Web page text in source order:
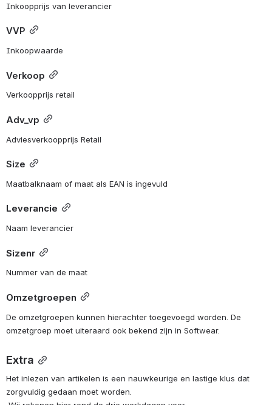
Inkoopprijs van leverancier
VVP
Inkoopwaarde
Verkoop
Verkoopprijs retail
Adv_vp
Adviesverkoopprijs Retail
Size
Maatbalknaam of maat als EAN is ingevuld
Leverancie
Naam leverancier
Sizenr
Nummer van de maat
Omzetgroepen
De omzetgroepen kunnen hierachter toegevoegd worden. De
omzetgroep moet uiteraard ook bekend zijn in Softwear.
Extra
Het inlezen van artikelen is een nauwkeurige en lastige klus dat
zorgvuldig gedaan moet worden.